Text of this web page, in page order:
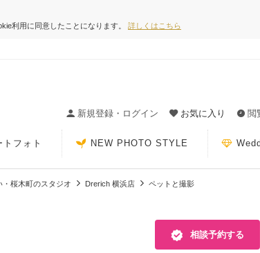
利用に同意したことになります。 詳しくはこちら
新規登録・ログイン
お気に入り 閲
トフォト NEW PHOTO STYLE
・桜木町のスタジオ Drerich 横浜店 ペットと撮影
相談予約する